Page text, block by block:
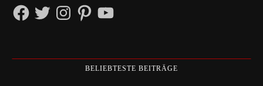
FacebookTwitterInstagramPinterestYouTube
BELIEBTESTE BEITRÄGE